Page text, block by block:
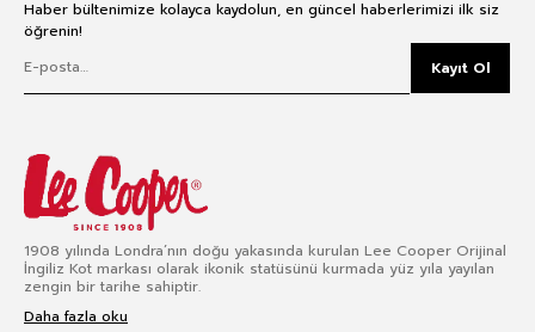
Haber bültenimize kolayca kaydolun, en güncel haberlerimizi ilk siz
öğrenin!
Kayıt Ol
1908 yılında Londra’nın doğu yakasında kurulan Lee Cooper Orijinal
İngiliz Kot markası olarak ikonik statüsünü kurmada yüz yıla yayılan
zengin bir tarihe sahiptir.
Daha fazla oku